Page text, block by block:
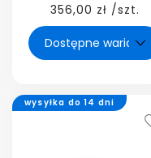
356,00 zł /szt.
wysyłka do 14 dni